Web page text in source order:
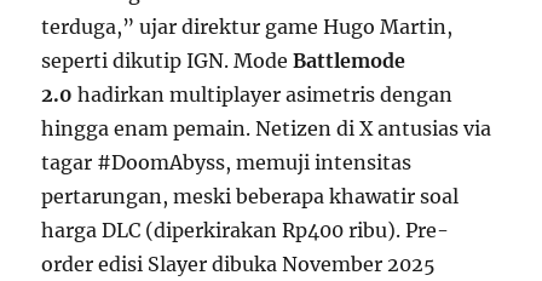
terduga,” ujar direktur game Hugo Martin,
seperti dikutip IGN. ModeBattlemode
2.0 hadirkan multiplayer asimetris dengan
hingga enam pemain. Netizen di X antusias via
tagar #DoomAbyss, memuji intensitas
pertarungan, meski beberapa khawatir soal
harga DLC (diperkirakan Rp400 ribu). Pre-
order edisi Slayer dibuka November 2025